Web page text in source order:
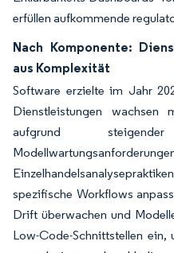
erfüllen aufkommende
Nach Komponente:
aus Komplexität
Software erzielte im Jahr
Dienstleistungen
aufgrund
spezifische Workflows
Drift überwachen und
Low-Code-Schnittstellen